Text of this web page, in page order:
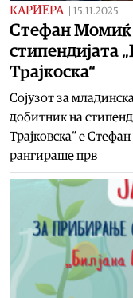
КАРИЕРА 15.11.2025
Стефан Момиќ
стипендијата
Трајкоска“
Сојузот за
добитник на
Трајковска“ е
рангираше прв